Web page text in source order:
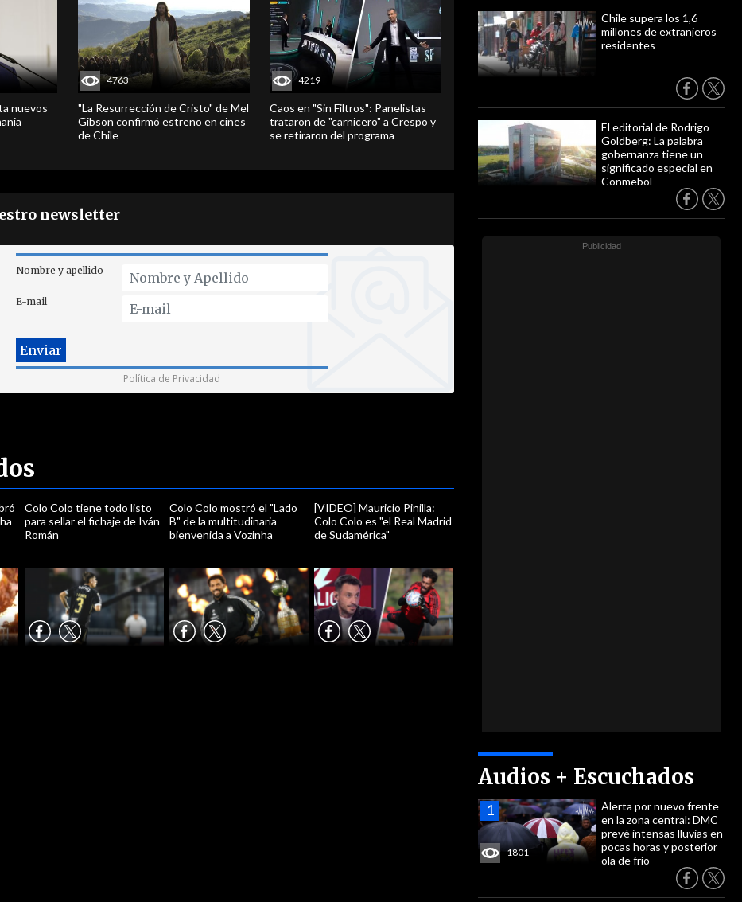
Chile supera los 1,6
millones de extranjeros
residentes
El editorial de Rodrigo
Goldberg: La palabra
gobernanza tiene un
significado especial en
Conmebol
Audios + Escuchados
1801
Alerta por nuevo frente
en la zona central: DMC
prevé intensas lluvias en
pocas horas y posterior
ola de frío
nuevos
4763
"La Resurrección de Cristo" de Mel
Gibson confirmó estreno en cines
de Chile
4219
Caos en "Sin Filtros": Panelistas
trataron de "carnicero" a Crespo y
se retiraron del programa
newsletter
Nombre y apellido
E-mail
Política de Privacidad
Colo Colo tiene todo listo
para sellar el fichaje de Iván
Román
Colo Colo mostró el "Lado
B" de la multitudinaria
bienvenida a Vozinha
[VIDEO] Mauricio Pinilla:
Colo Colo es "el Real Madrid
de Sudamérica"